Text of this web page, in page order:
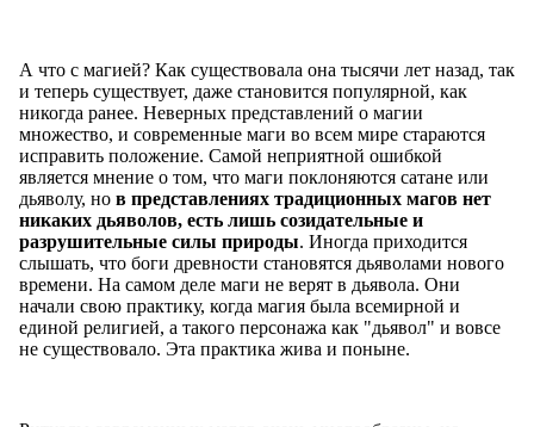
А что с магией? Как существовала она тысячи лет назад, так
и теперь существует, даже становится популярной, как
никогда ранее. Неверных представлений о магии
множество, и современные маги во всем мире стараются
исправить положение. Самой неприятной ошибкой
является мнение о том, что маги поклоняются сатане или
дьяволу, но в представлениях традиционных магов нет
никаких дьяволов, есть лишь созидательные и
разрушительные силы природы. Иногда приходится
слышать, что боги древности становятся дьяволами нового
времени. На самом деле маги не верят в дьявола. Они
начали свою практику, когда магия была всемирной и
единой религией, а такого персонажа как "дьявол" и вовсе
не существовало. Эта практика жива и поныне.